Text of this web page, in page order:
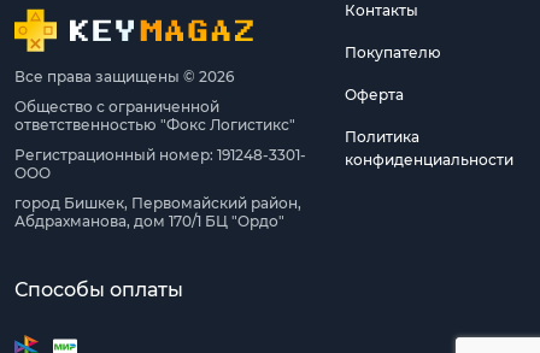
Все права защищены © 2026
Общество с ограниченной
ответственностью "Фокс Логистикс"
Регистрационный номер: 191248-3301-
ООО
город Бишкек, Первомайский район,
Абдрахманова, дом 170/1 БЦ "Ордо"
Контакты
Покупателю
Оферта
Политика
конфиденциальности
Способы оплаты